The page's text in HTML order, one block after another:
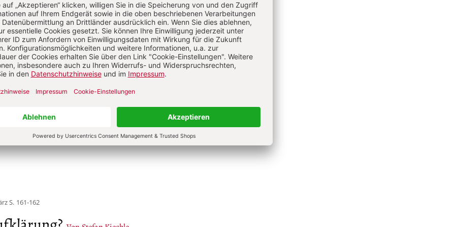
Maier
Wissenschaft in München; von 1970 bis 1986 bayerischer
1988 bis 1999 Inhaber des Münchner „Guardini-Lehrstuhls“
Welt­anschauung, Religions- und Kulturtheorie.
S. 161-162